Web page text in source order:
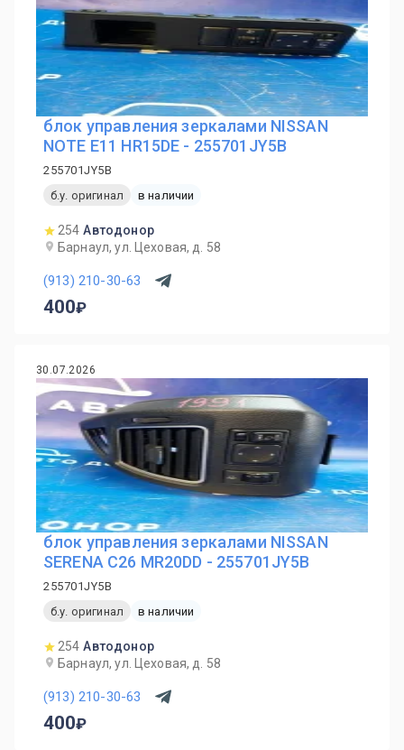
блок управления зеркалами NISSAN
NOTE E11 HR15DE - 255701JY5B
255701JY5B
б.у. оригинал
в наличии
254 Автодонор
Барнаул, ул. Цеховая, д. 58
(913) 210-30-63
400
30.07.2026
блок управления зеркалами NISSAN
SERENA C26 MR20DD - 255701JY5B
255701JY5B
б.у. оригинал
в наличии
254 Автодонор
Барнаул, ул. Цеховая, д. 58
(913) 210-30-63
400